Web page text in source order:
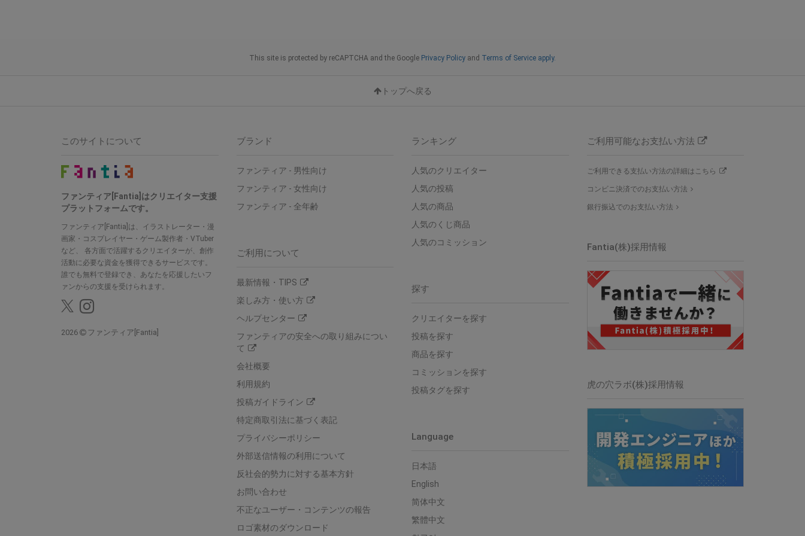
This site is protected by reCAPTCHA and the Google Privacy Policy and Terms of Service apply.
トップへ戻る
ブランド
ファンティア - 男性向け
ファンティア - 女性向け
ファンティア - 全年齢
ご利用について
最新情報・TIPS
楽しみ方・使い方
ヘルプセンター
ファンティアの安全への取り組みについ
て
会社概要
利用規約
投稿ガイドライン
特定商取引法に基づく表記
プライバシーポリシー
外部送信情報の利用について
反社会的勢力に対する基本方針
お問い合わせ
不正なユーザー・コンテンツの報告
ロゴ素材のダウンロード
ランキング
人気のクリエイター
人気の投稿
人気の商品
人気のくじ商品
人気のコミッション
探す
クリエイターを探す
投稿を探す
商品を探す
コミッションを探す
投稿タグを探す
Language
日本語
English
简体中文
繁體中文
ご利用可能なお支払い方法
ご利用できる支払い方法の詳細はこちら
コンビニ決済でのお支払い方法
銀行振込でのお支払い方法
Fantia(株)採用情報
虎の穴ラボ(株)採用情報
このサイトについて
ファンティア[Fantia]はクリエイター支援
プラットフォームです。
ファンティア[Fantia]は、イラストレーター・漫
画家・コスプレイヤー・ゲーム製作者・VTuber
など、 各方面で活躍するクリエイターが、創作
活動に必要な資金を獲得できるサービスです。
誰でも無料で登録でき、あなたを応援したいフ
ァンからの支援を受けられます。
2026 ファンティア[Fantia]